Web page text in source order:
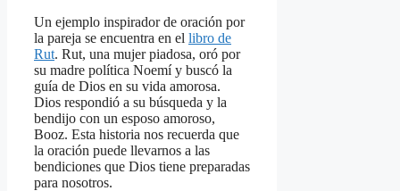
Un ejemplo inspirador de oración por
la pareja se encuentra en el libro de
Rut. Rut, una mujer piadosa, oró por
su madre política Noemí y buscó la
guía de Dios en su vida amorosa.
Dios respondió a su búsqueda y la
bendijo con un esposo amoroso,
Booz. Esta historia nos recuerda que
la oración puede llevarnos a las
bendiciones que Dios tiene preparadas
para nosotros.